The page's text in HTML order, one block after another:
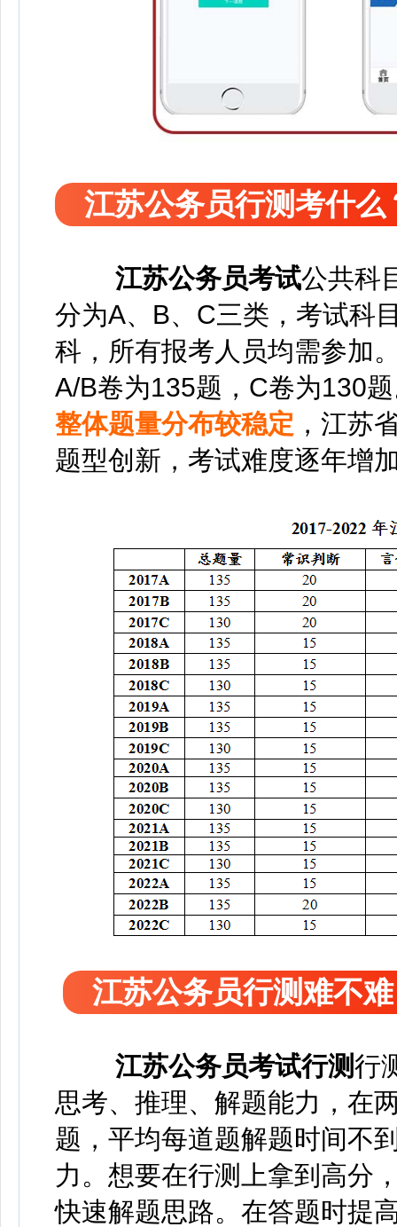
江苏公务员行测考什么
江苏公务员考试公共科
分为A、B、C三类，考试科
科，所有报考人员均需参加
A/B卷为135题，C卷为130
整体题量分布较稳定 ，江苏
题型创新，考试难度逐年增
江苏公务员行测难不
江苏公务员考试行测行
思考、推理、解题能力，在
题，平均每道题解题时间不
力。想要在行测上拿到高分
快速解题思路。在答题时提